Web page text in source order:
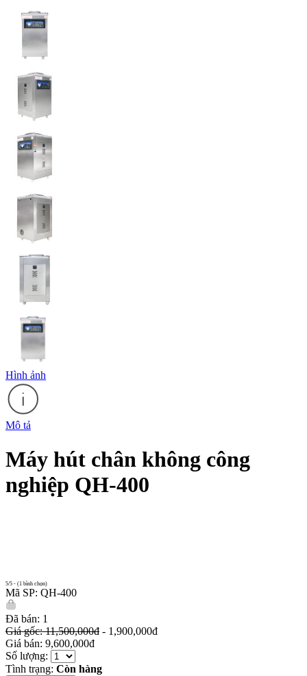
Hình ảnh
Mô tả
Máy hút chân không công
nghiệp QH-400
5/5 - (1 bình chọn)
Mã SP: QH-400
Đã bán: 1
Giá gốc: 11,500,000đ - 1,900,000đ
Giá bán: 9,600,000đ
Số lượng:
Tình trạng: Còn hàng